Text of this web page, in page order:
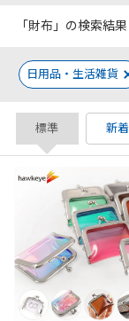
「財布」の検索結果
日用品・生活雑貨
標準 新着